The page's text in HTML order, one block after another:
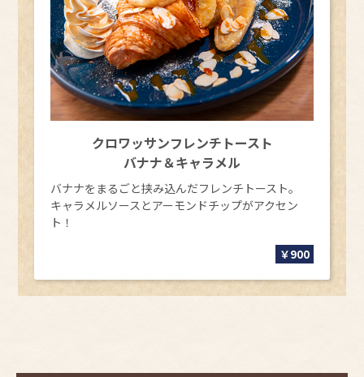
2026.02.04
お知らせ
日帰り入浴「風呂の日」料金改定のお知らせ
2026.01.30
おすすめ
【2026年2月】日帰りイベントカレンダー
2026.01.15
イベント
【イベント情報】洞爺湖温泉冬花火2026
おすすめ
【ONSEN de SKI 】冬季限定シャトルバスのご案内
2026.01.01
お知らせ
新年あけましておめでとうございます
クロワッサンフレンチトースト
バナナ＆キャラメル
バナナをまるごと挟み込んだフレンチトースト。
キャラメルソースとアーモンドチップがアクセン
ト！
￥900